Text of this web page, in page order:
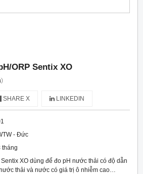
ORP Sentix XO
)
SHARE X LINKEDIN
- Đức
tháng
XO dùng để đo pH nước thải có độ dẫn
thải và nước có giá trị ô nhiễm cao…